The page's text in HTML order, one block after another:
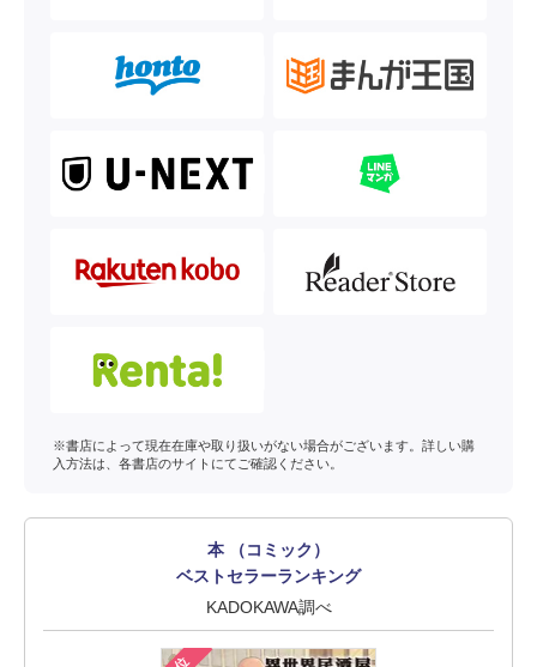
※書店によって現在在庫や取り扱いがない場合がございます。詳しい購
入方法は、各書店のサイトにてご確認ください。
本 （コミック）
ベストセラーランキング
KADOKAWA調べ